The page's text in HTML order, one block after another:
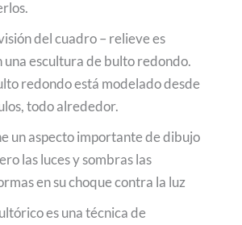
del cuadro – relieve es
una escultura de bulto redondo.
redondo está modelado desde
todo alrededor.
un aspecto importante de dibujo
las luces y sombras las
en su choque contra la luz
es una técnica de